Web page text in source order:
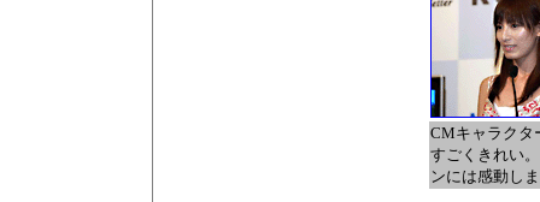
CMキャラクタ
すごくきれい
ンには感動し